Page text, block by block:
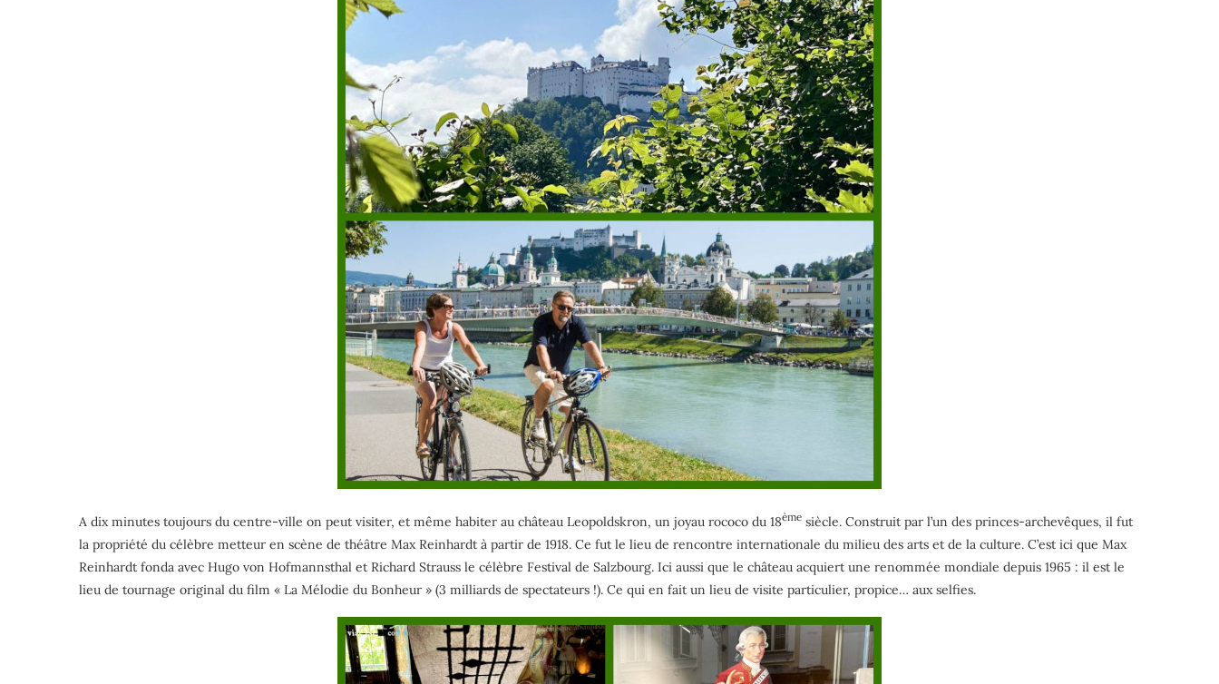
A dix minutes toujours du centre-ville on peut visiter, et même habiter au château Leopoldskron, un joyau rococo du 18ème siècle. Construit par l’un des princes-archevêques, il fut
la propriété du célèbre metteur en scène de théâtre Max Reinhardt à partir de 1918. Ce fut le lieu de rencontre internationale du milieu des arts et de la culture. C’est ici que Max
Reinhardt fonda avec Hugo von Hofmannsthal et Richard Strauss le célèbre Festival de Salzbourg. Ici aussi que le château acquiert une renommée mondiale depuis 1965 : il est le
lieu de tournage original du film « La Mélodie du Bonheur » (3 milliards de spectateurs !). Ce qui en fait un lieu de visite particulier, propice… aux selfies.